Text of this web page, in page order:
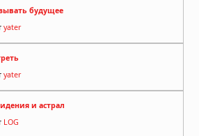
будущее
yater
yater
и астрал
LOG